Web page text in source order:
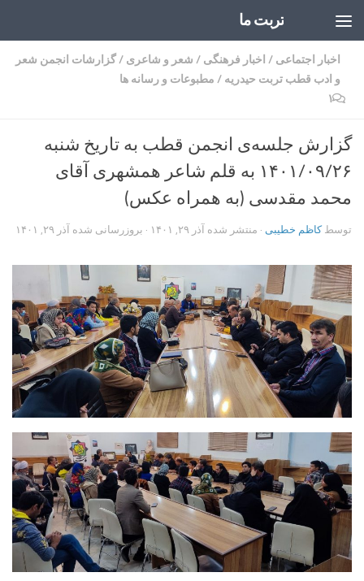
تربت ما
اخبار اجتماعی / اخبار فرهنگی / شعر و شاعری /گزارشات انجمن شعر
و ادب قطب تربت حیدریه / مطبوعات و رسانه ها
۱
گزارش جلسه‌ی انجمن قطب به تاریخ شنبه
۱۴۰۱/۰۹/۲۶ به قلم شاعر همشهری آقای
محمد مقدسی (به همراه عکس)
توسطکاظم خطیبی · منتشر شده آذر ۲۹, ۱۴۰۱ · بروزرسانی شده آذر ۲۹, ۱۴۰۱